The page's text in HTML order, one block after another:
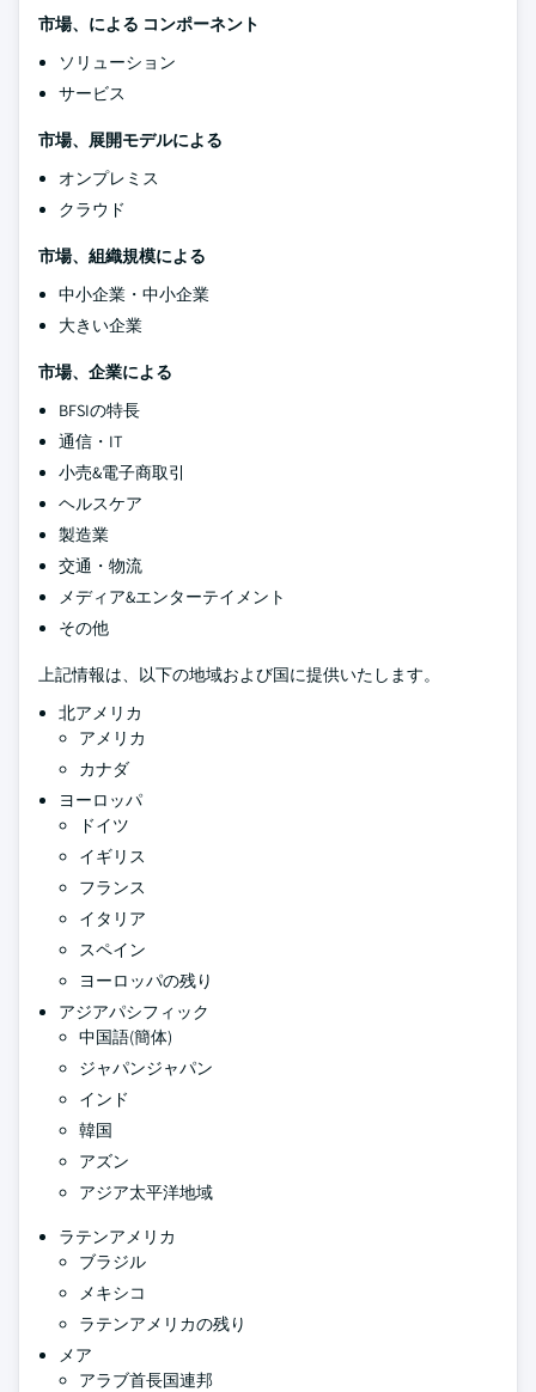
市場、による コンポーネント
ソリューション
サービス
市場、展開モデルによる
オンプレミス
クラウド
市場、組織規模による
中小企業・中小企業
大きい企業
市場、企業による
BFSIの特長
通信・IT
小売&電子商取引
ヘルスケア
製造業
交通・物流
メディア&エンターテイメント
その他
上記情報は、以下の地域および国に提供いたします。
北アメリカ
アメリカ
カナダ
ヨーロッパ
ドイツ
イギリス
フランス
イタリア
スペイン
ヨーロッパの残り
アジアパシフィック
中国語(簡体)
ジャパンジャパン
インド
韓国
アズン
アジア太平洋地域
ラテンアメリカ
ブラジル
メキシコ
ラテンアメリカの残り
メア
アラブ首長国連邦